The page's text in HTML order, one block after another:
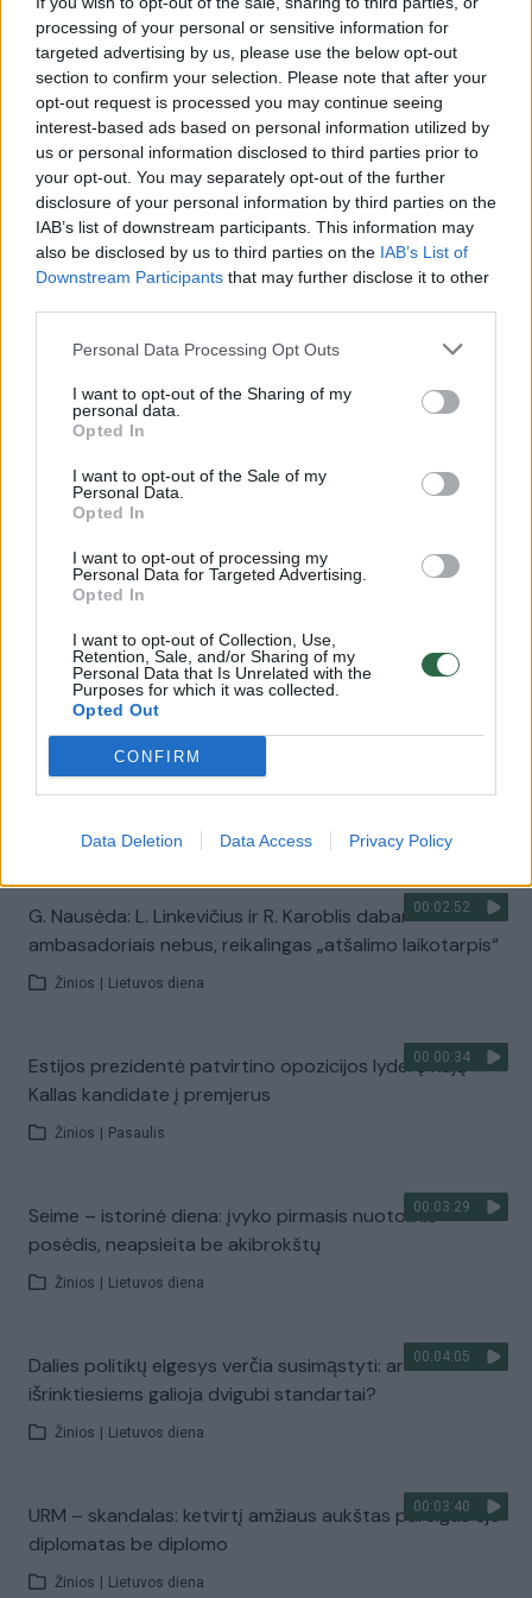
processing of your personal or sensitive information for
targeted advertising by us, please use the below opt-out
section to confirm your selection. Please note that after your
opt-out request is processed you may continue seeing
interest-based ads based on personal information utilized by
us or personal information disclosed to third parties prior to
your opt-out. You may separately opt-out of the further
disclosure of your personal information by third parties on the
IAB’s list of downstream participants. This information may
also be disclosed by us to third parties on the IAB’s List of
Downstream Participants that may further disclose it to other
Personal Data Processing Opt Outs
I want to opt-out of the Sharing of my
personal data.
Opted In
I want to opt-out of the Sale of my
Personal Data.
Opted In
I want to opt-out of processing my
Personal Data for Targeted Advertising.
Opted In
I want to opt-out of Collection, Use,
Retention, Sale, and/or Sharing of my
Personal Data that Is Unrelated with the
Purposes for which it was collected.
Opted Out
CONFIRM
Data Deletion Data Access Privacy Policy
00:42:21
V. P. Andriukaitis ir E. Šileikis atvirai: ar naujas politinis
sezonas prasidės nuo V. Landsbergio karūnavimo?
Laidos | NeSpaudai
00:09:55
I. Šimonytė kreipėsi į parlamentarus: „Linkiu svarstyti
klausimus, o ne žmones“
Žinios | Lietuvos diena
A. Jonkus apie pavasario sesijos pradžią Seime:
Žinios | Lietuvos diena
00:40:21
Nauja diena 2021-02-26
dokumentas tik apie smurtą prieš moteris
Žinios | Lietuvos diena
I. Pakarklytė apie visuomenės požiūrį į tos pačios lyties
partnerystę: kalta lytinio švietimo stoka
Žinios Lietuvos diena
00:02:52
G. Nausėda: L. Linkevičius ir R. Karoblis dabar
ambasadoriais nebus, reikalingas „atšalimo laikotarpis“
Žinios Lietuvos diena
00:00:34
Estijos prezidentė patvirtino opozicijos lyderę Kają
Kallas kandidate į premjerus
Žinios Pasaulis
00:03:29
Seime – istorinė diena: įvyko pirmasis nuotolinis
posėdis, neapsieita be akibrokštų
Žinios Lietuvos diena
00:04:05
Dalies politikų elgesys verčia susimąstyti: ar
išrinktiesiems galioja dvigubi standartai?
Žinios Lietuvos diena
00:03:40
URM – skandalas: ketvirtį amžiaus aukštas pareigas ėjo
diplomatas be diplomo
Žinios Lietuvos diena